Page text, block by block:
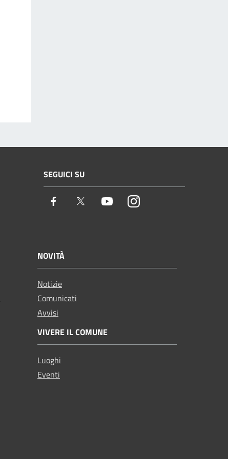
SEGUICI SU
Facebook Twitter YoutubeInstagram
NOVITÀ
Notizie
Comunicati
Avvisi
VIVERE IL COMUNE
Luoghi
Eventi